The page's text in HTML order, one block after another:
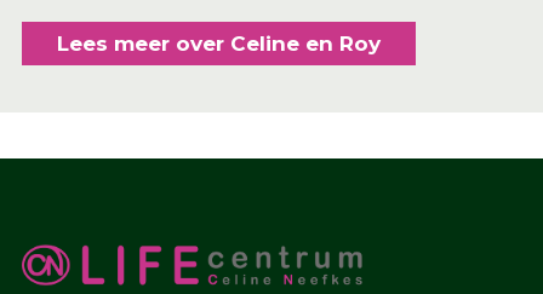
Lees meer over Celine en Roy